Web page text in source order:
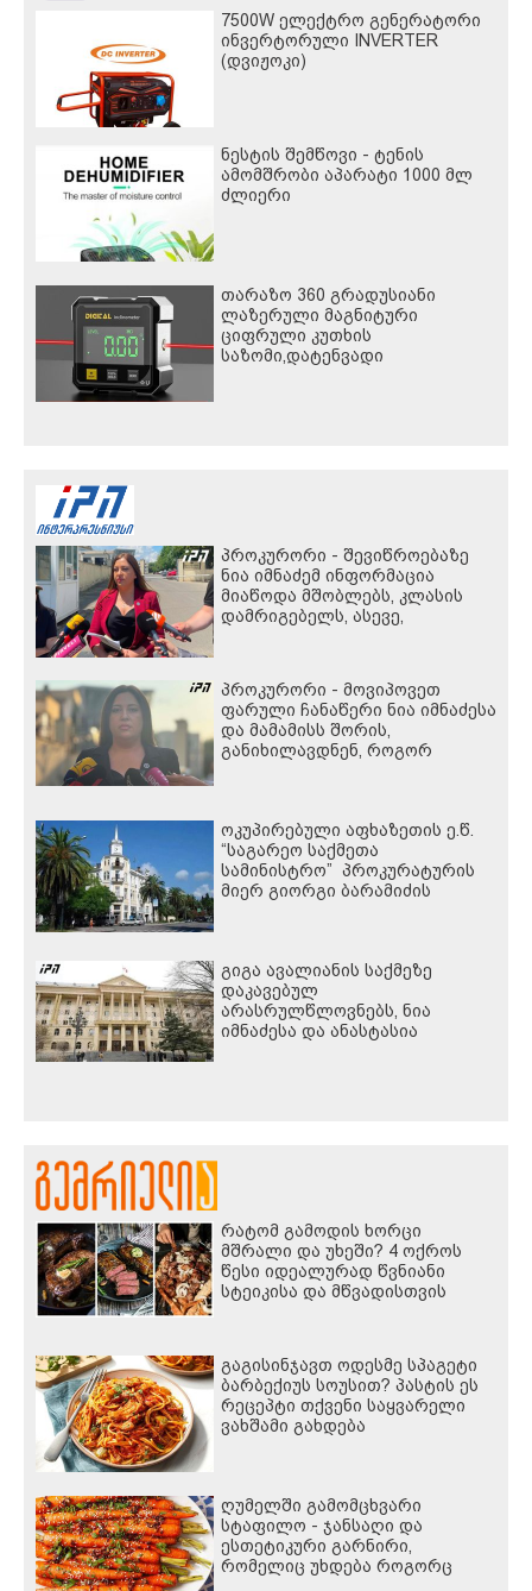
7500W ელექტრო გენერატორი
ინვერტორული INVERTER
(დვიჟოკი)
ნესტის შემწოვი - ტენის
ამომშრობი აპარატი 1000 მლ
ძლიერი
თარაზო 360 გრადუსიანი
ლაზერული მაგნიტური
ციფრული კუთხის
საზომი,დატენვადი
პროკურორი - შევიწროებაზე
ნია იმნაძემ ინფორმაცია
მიაწოდა მშობლებს, კლასის
დამრიგებელს, ასევე,
მიწოდება, რომ მასწავლებელი
სექსუალურად ავიწროებდა,
ფაქტობრივად, წაქეზება იყო
პროკურორი - მოვიპოვეთ
ფარული ჩანაწერი ნია იმნაძესა
და მამამისს შორის,
განიხილავდნენ, როგორ
მამას ეუბნება, რომ სხვანაირად
ვერ მოიქცეოდა, თანამედროვე
ეპოქაში სხვანაირად ხდება
ოკუპირებული აფხაზეთის ე.წ.
“საგარეო საქმეთა
სამინისტრო” პროკურატურის
მიერ გიორგი ბარამიძის
გიგა ავალიანის საქმეზე
დაკავებულ
არასრულწლოვნებს, ნია
იმნაძესა და ანასტასია
რატომ გამოდის ხორცი
მშრალი და უხეში? 4 ოქროს
წესი იდეალურად წვნიანი
სტეიკისა და მწვადისთვის
გაგისინჯავთ ოდესმე სპაგეტი
ბარბექიუს სოუსით? პასტის ეს
რეცეპტი თქვენი საყვარელი
ვახშამი გახდება
ღუმელში გამომცხვარი
სტაფილო - ჯანსაღი და
ესთეტიკური გარნირი,
რომელიც უხდება როგორც